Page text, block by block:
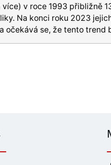
v roce 1993 přibližně
Na konci roku 2023
očekává se, že tento trend